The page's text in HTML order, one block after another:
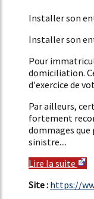
Installer son
Installer son
Pour
domiciliation.
d'exercice de
Par ailleurs,
fortement
dommages
sinistre....
Lire la suite
Site : https://